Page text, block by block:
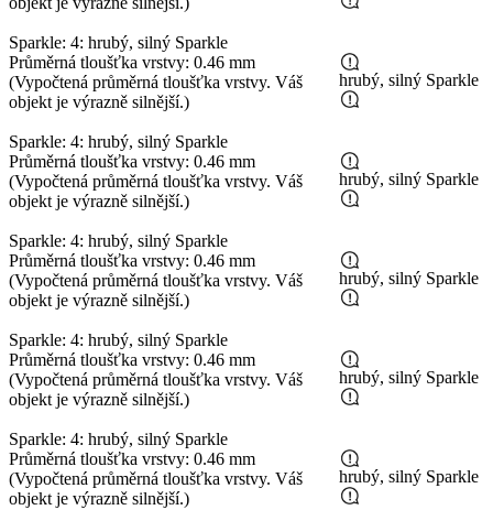
Sparkle: 4: hrubý, silný Sparkle
Průměrná tloušťka vrstvy: 0.46 mm
(Vypočtená průměrná tloušťka vrstvy. Váš
objekt je výrazně silnější.)
Sparkle: 4: hrubý, silný Sparkle
hrubý, silný Sparkle
Průměrná tloušťka vrstvy: 0.46 mm
(Vypočtená průměrná tloušťka vrstvy. Váš
objekt je výrazně silnější.)
Sparkle: 4: hrubý, silný Sparkle
hrubý, silný Sparkle
Průměrná tloušťka vrstvy: 0.46 mm
(Vypočtená průměrná tloušťka vrstvy. Váš
objekt je výrazně silnější.)
Sparkle: 4: hrubý, silný Sparkle
hrubý, silný Sparkle
Průměrná tloušťka vrstvy: 0.46 mm
(Vypočtená průměrná tloušťka vrstvy. Váš
objekt je výrazně silnější.)
Sparkle: 4: hrubý, silný Sparkle
hrubý, silný Sparkle
Průměrná tloušťka vrstvy: 0.46 mm
(Vypočtená průměrná tloušťka vrstvy. Váš
objekt je výrazně silnější.)
hrubý, silný Sparkle